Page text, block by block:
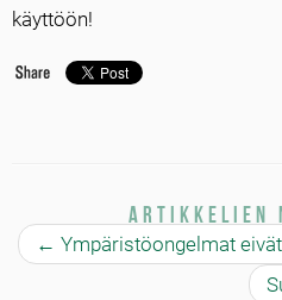
käyttöön!
Artikkelien
← Ympäristöongelmat